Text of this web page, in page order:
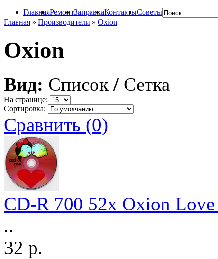
ГлавнаяРемонтЗаправкаКонтактыСоветы
Главная » Производители » Oxion
Oxion
Вид: Список / Сетка
На странице:
Сортировка:
Сравнить (0)
CD-R 700 52x Oxion
..
32 р.